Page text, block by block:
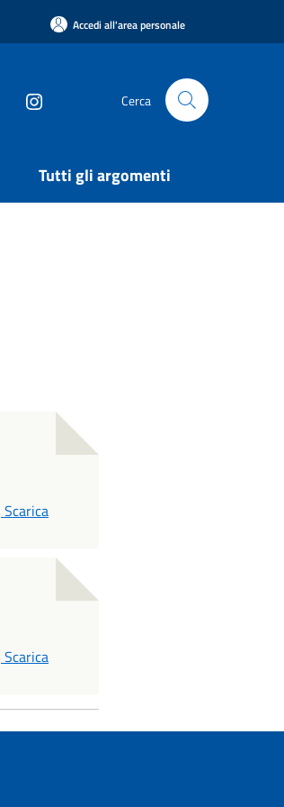
Accedi all'area personale
Cerca
Tutti gli argomenti
PDF
Scarica
PDF
Scarica